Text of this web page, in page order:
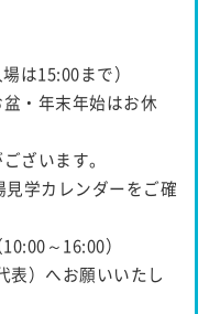
は15:00まで）
盆・年末年始はお休
ざいます。
学カレンダーをご確
10:00～16:00）
表）へお願いいたし